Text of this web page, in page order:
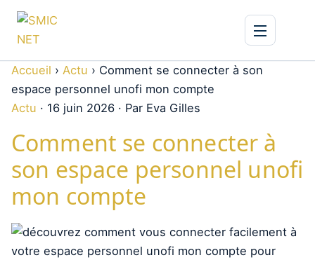
Accueil › Actu › Comment se connecter à son
espace personnel unofi mon compte
Actu · 16 juin 2026 · Par Eva Gilles
Comment se connecter à
son espace personnel unofi
mon compte